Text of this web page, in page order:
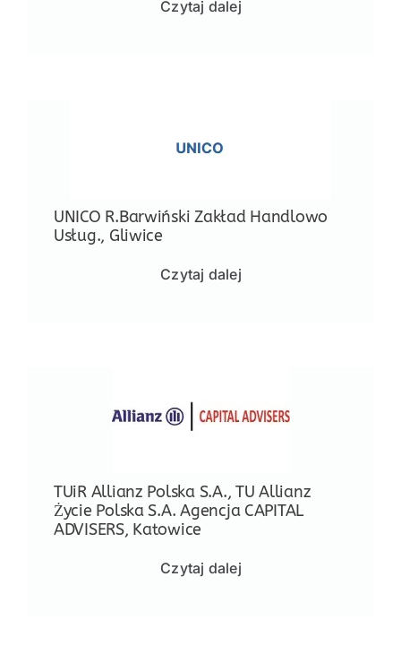
Czytaj dalej
UNICO R.Barwiński Zakład Handlowo
Usług., Gliwice
Czytaj dalej
TUiR Allianz Polska S.A., TU Allianz
Życie Polska S.A. Agencja CAPITAL
ADVISERS, Katowice
Czytaj dalej